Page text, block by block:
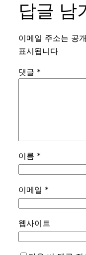
답글 남
이메일 주소는 공
표시됩니다
댓글 *
이름 *
이메일 *
웹사이트